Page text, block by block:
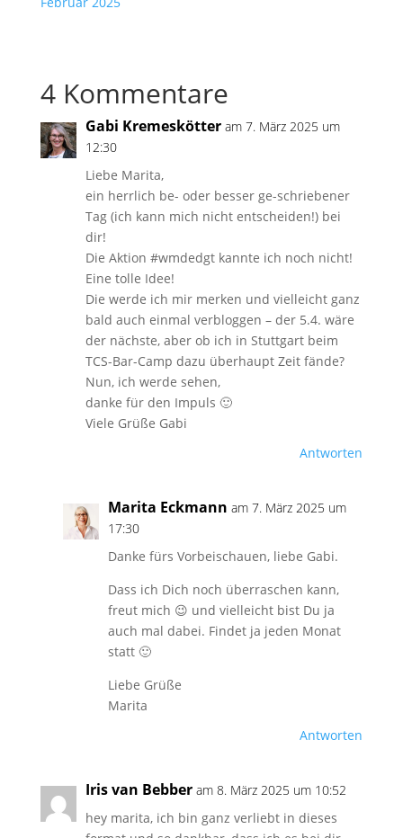
4 Kommentare
Gabi Kremeskötter am 7. März 2025 um
12:30
Liebe Marita,
ein herrlich be- oder besser ge-schriebener
Tag (ich kann mich nicht entscheiden!) bei
dir!
Die Aktion #wmdedgt kannte ich noch nicht!
Eine tolle Idee!
Die werde ich mir merken und vielleicht ganz
bald auch einmal verbloggen – der 5.4. wäre
der nächste, aber ob ich in Stuttgart beim
TCS-Bar-Camp dazu überhaupt Zeit fände?
Nun, ich werde sehen,
danke für den Impuls 🙂
Viele Grüße Gabi
Antworten
Marita Eckmann am 7. März 2025 um
17:30
Danke fürs Vorbeischauen, liebe Gabi.
Dass ich Dich noch überraschen kann,
freut mich 😉 und vielleicht bist Du ja
auch mal dabei. Findet ja jeden Monat
statt 🙂
Liebe Grüße
Marita
Antworten
Iris van Bebber am 8. März 2025 um 10:52
hey marita, ich bin ganz verliebt in dieses